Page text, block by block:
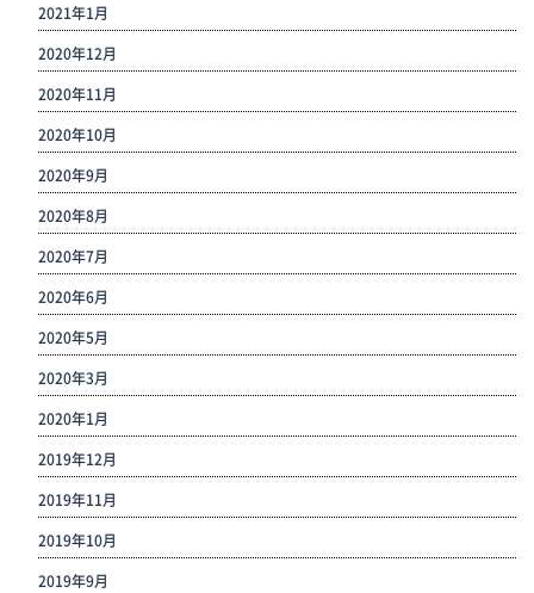
2021年1月
2020年12月
2020年11月
2020年10月
2020年9月
2020年8月
2020年7月
2020年6月
2020年5月
2020年3月
2020年1月
2019年12月
2019年11月
2019年10月
2019年9月